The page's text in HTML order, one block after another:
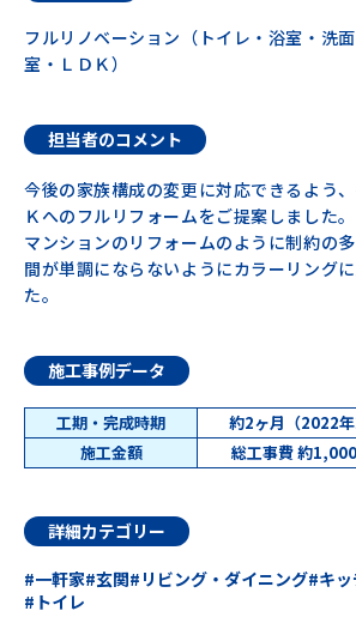
フルリノベーション（トイレ・浴室・洗
室・ＬＤＫ）
担当者のコメント
今後の家族構成の変更に対応できるよう
Ｋへのフルリフォームをご提案しました。
マンションのリフォームのように制約の
間が単調にならないようにカラーリング
た。
施工事例データ
工期・完成時期
約2ヶ月（2022年
施工金額
総工事費 約1,000
詳細カテゴリー
一軒家 玄関 リビング・ダイニング キ
トイレ